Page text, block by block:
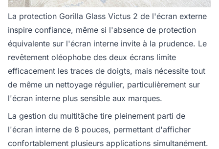
La protection Gorilla Glass Victus 2 de l'écran externe
inspire confiance, même si l'absence de protection
équivalente sur l'écran interne invite à la prudence. Le
revêtement oléophobe des deux écrans limite
efficacement les traces de doigts, mais nécessite tout
de même un nettoyage régulier, particulièrement sur
l'écran interne plus sensible aux marques.
La gestion du multitâche tire pleinement parti de
l'écran interne de 8 pouces, permettant d'afficher
confortablement plusieurs applications simultanément.